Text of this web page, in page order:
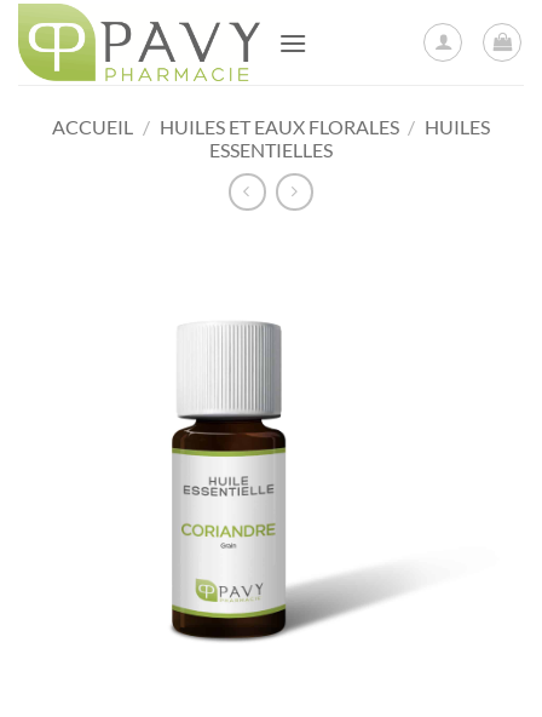
au
contenu
ACCUEIL / HUILES ET EAUX FLORALES / HUILES
ESSENTIELLES